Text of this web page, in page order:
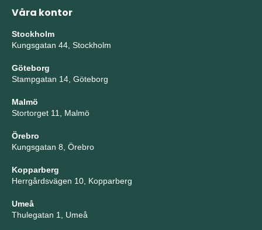
Våra kontor
Stockholm
Kungsgatan 44, Stockholm
Göteborg
Stampgatan 14, Göteborg
Malmö
Stortorget 11, Malmö
Örebro
Kungsgatan 8, Örebro
Kopparberg
Herrgårdsvägen 10, Kopparberg
Umeå
Thulegatan 1, Umeå